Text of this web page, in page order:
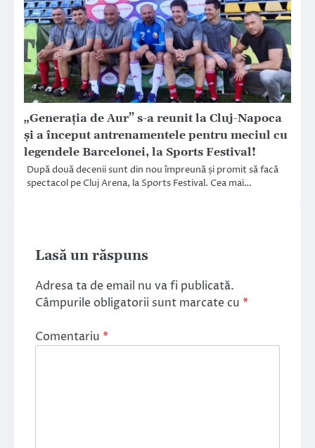
„Generația de Aur” s-a reunit la Cluj-Napoca
și a început antrenamentele pentru meciul cu
legendele Barcelonei, la Sports Festival!
După două decenii sunt din nou împreună și promit să facă
spectacol pe Cluj Arena, la Sports Festival. Cea mai…
Lasă un răspuns
Adresa ta de email nu va fi publicată.
Câmpurile obligatorii sunt marcate cu *
Comentariu *